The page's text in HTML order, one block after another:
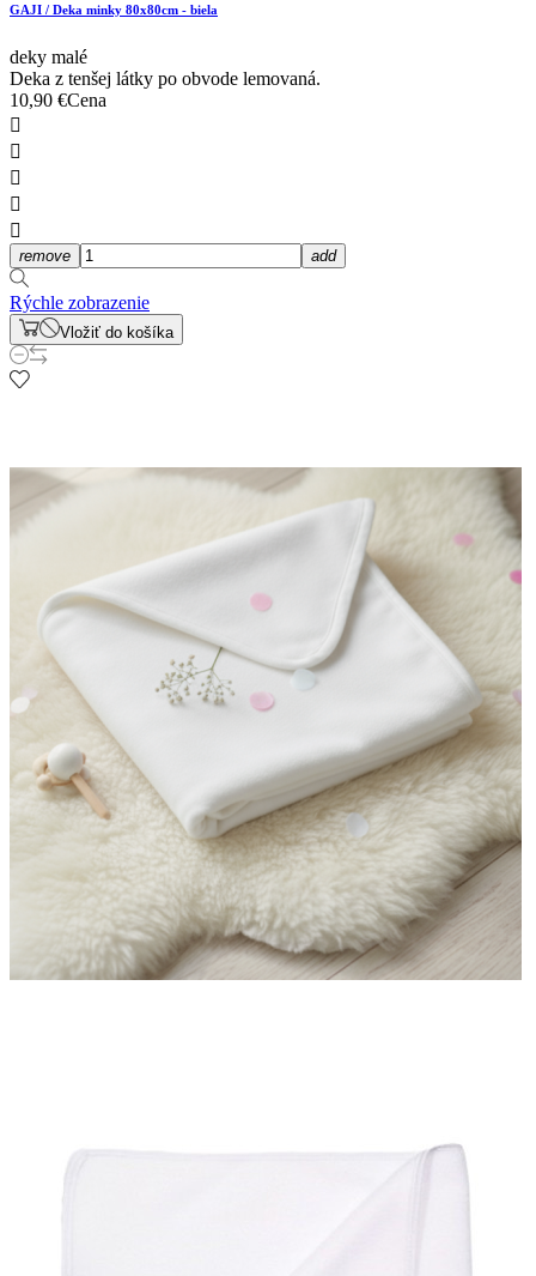
GAJI / Deka minky 80x80cm - biela
deky malé
Deka z tenšej látky po obvode lemovaná.
10,90 €Cena





remove add
Rýchle zobrazenie
Vložiť do košíka